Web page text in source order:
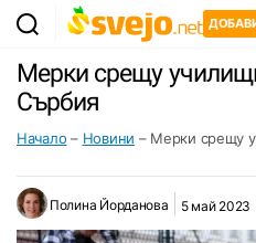
Мерки срещу
Сърбия
Начало – Новини – Мерки срещу
Полина Йорданова 5 май 2023